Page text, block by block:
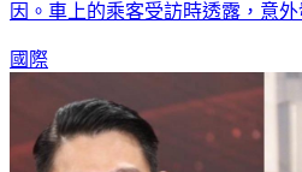
因。車上的乘客受訪時透露，意
國際